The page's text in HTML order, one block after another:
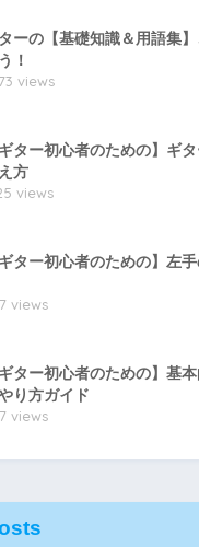
ーの【基礎知識＆用語集
！
views
ギター初心者のための】ギ
方
views
ギター初心者のための】左
views
ギター初心者のための】基
り方ガイド
views